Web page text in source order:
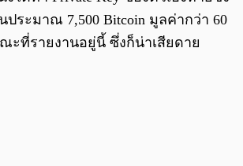
ประมาณ 7,500 Bitcoin มูลค่ากว่า 60
ะที่รายงานอยู่นี้ ซึ่งก็น่าเสียดาย